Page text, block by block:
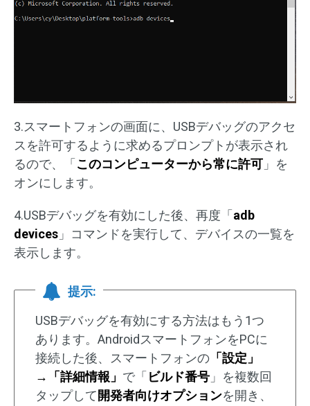
3.スマートフォンの画面に、USBデバッグのアクセ
スを許可するように求めるプロンプトが表示され
るので、「 このコンピューターから常に許可 」を
オンにします。
4.USBデバッグを有効にした後、再度「 adb
devices 」コマンドを実行して、デバイスの一覧を
表示します。
提示:
USBデバッグを有効にする方法はもう1つ
あります。AndroidスマートフォンをPCに
接続した後、スマートフォンの 「設定」
→「詳細情報」 で「 ビルド番号 」を複数回
タップして 開発者向けオプションを開き、